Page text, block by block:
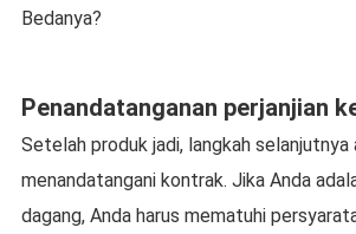
Bedanya?
Penandatanganan perjanjian
Setelah produk jadi, langkah selanjutnya
menandatangani kontrak. Jika Anda
dagang, Anda harus mematuhi